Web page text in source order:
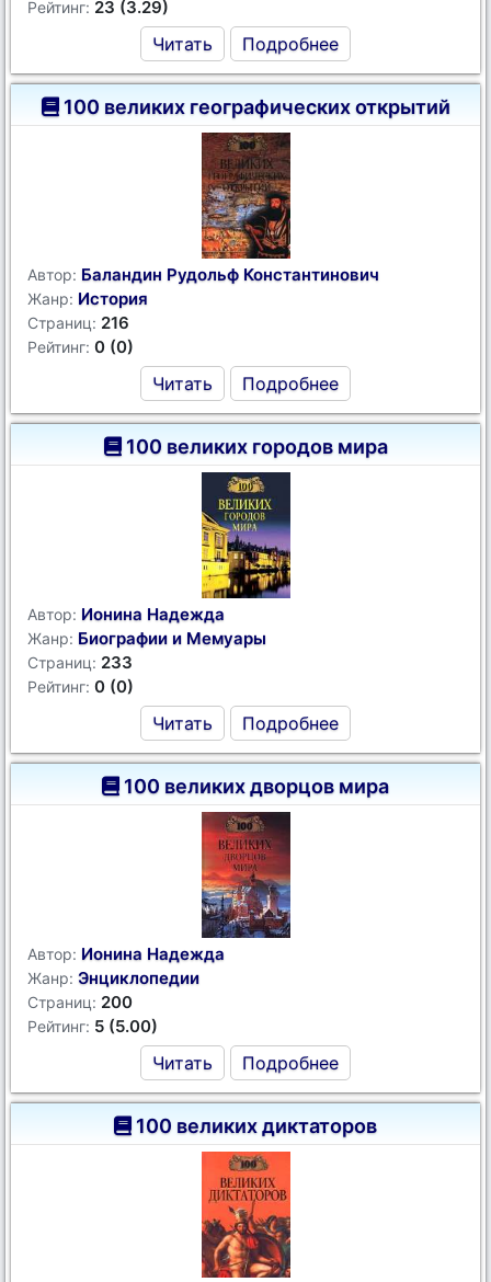
Рейтинг: 23 (3.29)
Читать Подробнее
100 великих географических открытий
Автор: Баландин Рудольф Константинович
Жанр: История
Страниц: 216
Рейтинг: 0 (0)
Читать Подробнее
100 великих городов мира
Автор: Ионина Надежда
Жанр: Биографии и Мемуары
Страниц: 233
Рейтинг: 0 (0)
Читать Подробнее
100 великих дворцов мира
Автор: Ионина Надежда
Жанр: Энциклопедии
Страниц: 200
Рейтинг: 5 (5.00)
Читать Подробнее
100 великих диктаторов